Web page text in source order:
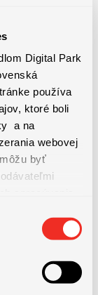
Digital Park
používa
ktoré boli
a na
webovej
byť